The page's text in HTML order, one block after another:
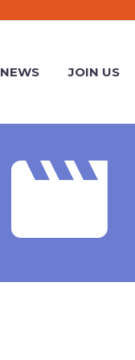
NEWS JOIN US

